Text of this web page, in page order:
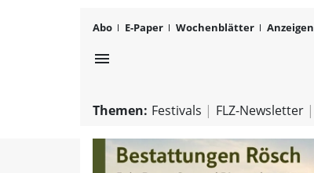
Abo E-Paper Wochenblätter Anzeigen
menu
Themen: Festivals FLZ-Newsletter